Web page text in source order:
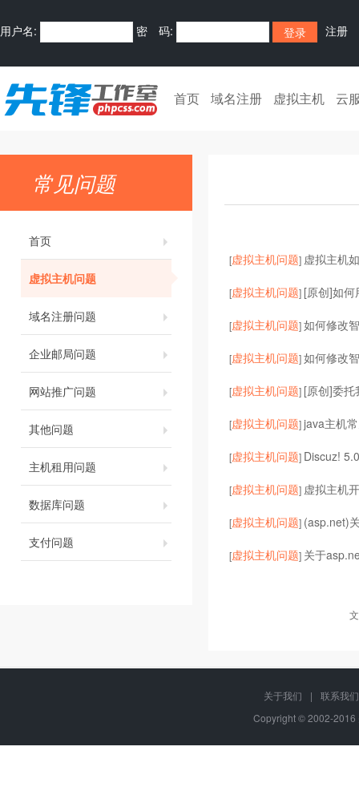
用户名: 密 码: 注册
首页 域名注册 虚拟主机 云
常见问题
首页
虚拟主机问题
域名注册问题
企业邮局问题
网站推广问题
其他问题
主机租用问题
数据库问题
支付问题
[虚拟主机问题] 虚拟主机
[虚拟主机问题] [原创]如
[虚拟主机问题]如何修改
[虚拟主机问题]如何修改
[虚拟主机问题] [原创]委托
[虚拟主机问题]java主机
[虚拟主机问题] Discuz!
[虚拟主机问题] 虚拟主机
[虚拟主机问题] (asp.net)
[虚拟主机问题] 关于
关于我们 |
联系我们
Copyright © 2002-